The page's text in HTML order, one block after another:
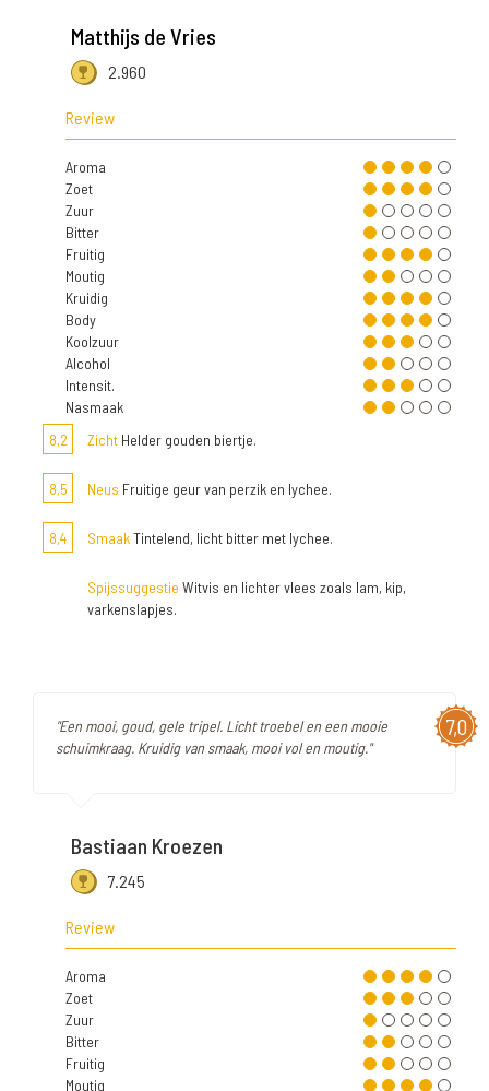
Matthijs de Vries
2.960
Review
Aroma
Zoet
Zuur
Bitter
Fruitig
Moutig
Kruidig
Body
Koolzuur
Alcohol
Intensit.
Nasmaak
8,2
Zicht Helder gouden biertje.
8,5 Neus Fruitige geur van perzik en lychee.
8,4 SmaakTintelend, licht bitter met lychee.
Spijssuggestie Witvis en lichter vlees zoals lam, kip,
varkenslapjes.
7,0
"Een mooi, goud, gele tripel. Licht troebel en een mooie
schuimkraag. Kruidig van smaak, mooi vol en moutig."
Bastiaan Kroezen
7.245
Review
Aroma
Zoet
Zuur
Bitter
Fruitig
Moutig